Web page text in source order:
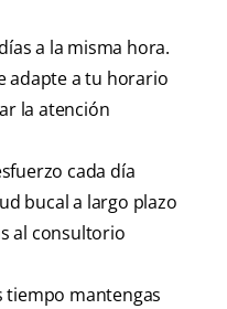
a la misma hora.
adapte a tu horario
la atención
cada día
bucal a largo plazo
al consultorio
tiempo mantengas